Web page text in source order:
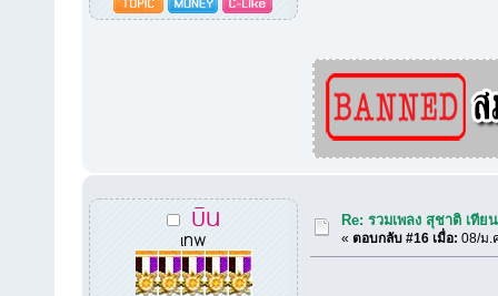
บิน
เทพ
Re: รวมเพลง สุชาติ เทีย
«ตอบกลับ #16 เมื่อ: 08/ม.